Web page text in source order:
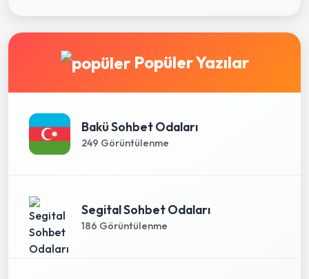
Popüler Yazılar
Bakü Sohbet Odaları
249 Görüntülenme
Segital Sohbet Odaları
186 Görüntülenme